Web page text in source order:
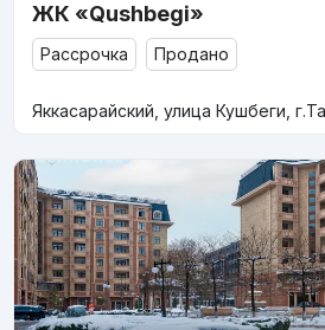
ЖК «Qushbegi»
Рассрочка Продано
Яккасарайский, улица Кушбеги,